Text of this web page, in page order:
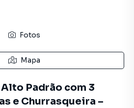
Fotos
Mapa
Padrão com 3
e Churrasqueira –